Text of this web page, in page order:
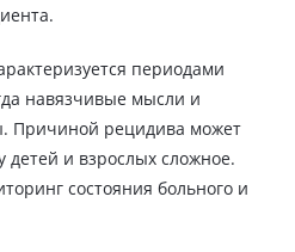
периодами
навязчивые мысли и
Причиной рецидива может
детей и взрослых сложное.
состояния больного и